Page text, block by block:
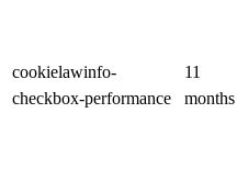
cookielawinfo-
checkbox-performance
11
months